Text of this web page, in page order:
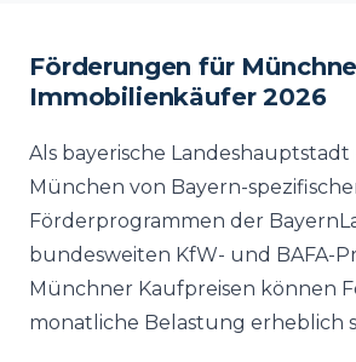
Förderungen für
Immobilienkäufer 2026
Als bayerische
München von Bayern-
Förderprogrammen der
bundesweiten KfW- und BAFA-
Münchner Kaufpreisen können
monatliche Belastung erheblich